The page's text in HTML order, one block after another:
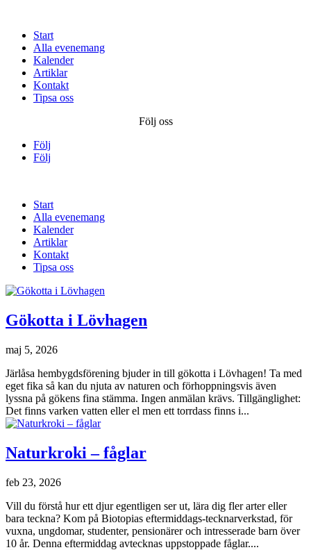
Start
Alla evenemang
Kalender
Artiklar
Kontakt
Tipsa oss
Följ oss
Följ
Följ
Start
Alla evenemang
Kalender
Artiklar
Kontakt
Tipsa oss
Gökotta i Lövhagen
maj 5, 2026
Järlåsa hembygdsförening bjuder in till gökotta i Lövhagen! Ta med
eget fika så kan du njuta av naturen och förhoppningsvis även
lyssna på gökens fina stämma. Ingen anmälan krävs. Tillgänglighet:
Det finns varken vatten eller el men ett torrdass finns i...
Naturkroki – fåglar
feb 23, 2026
Vill du förstå hur ett djur egentligen ser ut, lära dig fler arter eller
bara teckna? Kom på Biotopias eftermiddags-tecknarverkstad, för
vuxna, ungdomar, studenter, pensionärer och intresserade barn över
10 år. Denna eftermiddag avtecknas uppstoppade fåglar....